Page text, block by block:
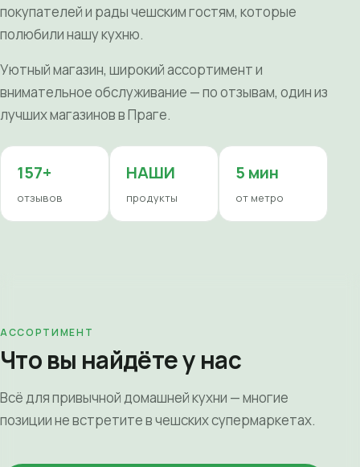
покупателей и рады чешским гостям, которые
полюбили нашу кухню.
Уютный магазин, широкий ассортимент и
внимательное обслуживание — по отзывам, один из
лучших магазинов в Праге.
157+
отзывов
НАШИ
продукты
5 мин
от метро
АССОРТИМЕНТ
Что вы найдёте у нас
Всё для привычной домашней кухни — многие
позиции не встретите в чешских супермаркетах.